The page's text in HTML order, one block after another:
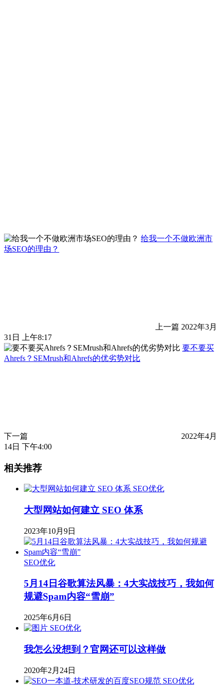
给我一个不做欧洲市
场SEO的理由？
上一篇 2022年3月
31日 上午8:17
要不要买
Ahrefs？SEMrush和Ahrefs的优劣势对比
下一篇
2022年4月
14日 下午4:00
相关推荐
SEO优化
大型网站如何建立 SEO 体系
2023年10月9日
SEO优化
5月14日谷歌算法风暴：4大实战技巧，我如何
规避Spam内容“雪崩”
2025年6月6日
SEO优化
我怎么没想到？官网还可以这样做
2020年2月24日
SEO优化